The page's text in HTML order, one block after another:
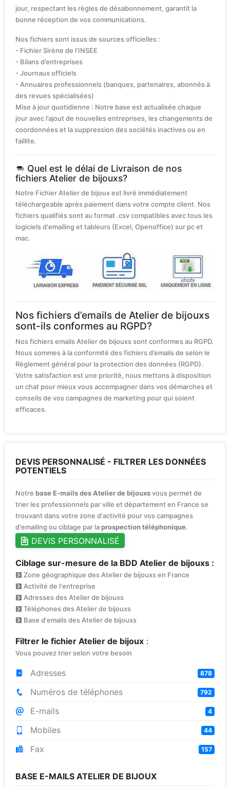
jour, respectant les règles de désabonnement, garantit la
bonne réception de vos communications.
Nos fichiers sont issus de sources officielles :
- Fichier Sirène de l’INSEE
- Bilans d’entreprises
- Journaux officiels
- Annuaires professionnels (banques, partenaires, abonnés à
des revues spécialisées)
Mise à jour quotidienne : Notre base est actualisée chaque
jour avec l’ajout de nouvelles entreprises, les changements de
coordonnées et la suppression des sociétés inactives ou en
faillite.
Quel est le délai de Livraison de nos
fichiers Atelier de bijouxs?
Notre Fichier Atelier de bijoux est livré immédiatement
téléchargeable après paiement dans votre compte client. Nos
fichiers qualifiés sont au format .csv compatibles avec tous les
logiciels d'emailing et tableurs (Excel, Openoffice) sur pc et
mac.
Nos fichiers d’emails de Atelier de bijouxs
sont-ils conformes au RGPD?
Nos fichiers emails Atelier de bijouxs sont conformes au RGPD.
Nous sommes à la conformité des fichiers d’emails de selon le
Règlement général pour la protection des données (RGPD).
Votre satisfaction est une priorité, nous mettons à disposition
un chat pour mieux vous accompagner dans vos démarches et
conseils de vos campagnes de marketing pour qui soient
efficaces.
DEVIS PERSONNALISÉ - FILTRER LES DONNÉES
POTENTIELS
Notre base E-mails des Atelier de bijouxsvous permet de
trier les professionnels par ville et département en France se
trouvant dans votre zone d'activité pour vos campagnes
d'emailing ou ciblage par laprospection téléphonique.
DEVIS PERSONNALISÉ
Ciblage sur-mesure de la BDD Atelier de bijouxs :
Zone géographique des Atelier de bijouxs en France
Activité de l'entreprise
Adresses des Atelier de bijouxs
Téléphones des Atelier de bijouxs
Base d'emails des Atelier de bijouxs
Filtrer le fichier Atelier de bijoux :
Vous pouvez trier selon votre besoin
Adresses 878
Numéros de téléphones 792
E-mails 4
Mobiles 44
Fax 157
BASE E-MAILS ATELIER DE BIJOUX